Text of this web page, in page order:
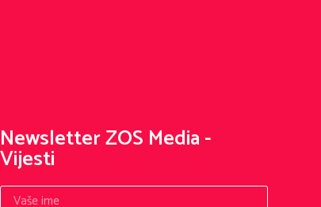
Newsletter ZOS Media -
Vijesti